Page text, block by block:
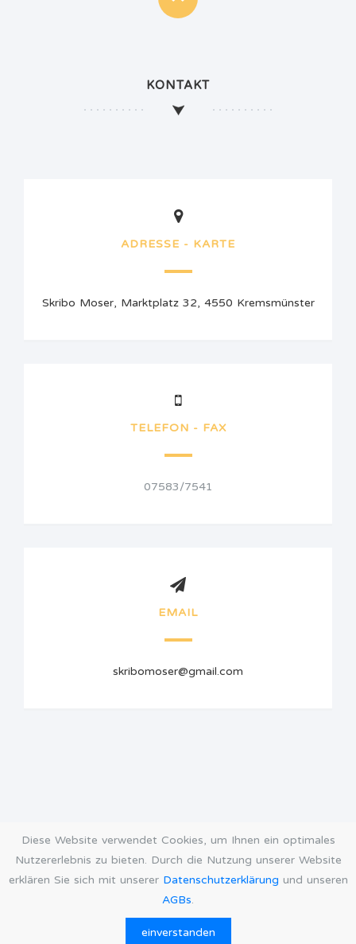
KONTAKT
ADRESSE - KARTE
Skribo Moser, Marktplatz 32, 4550 Kremsmünster
TELEFON - FAX
07583/7541
EMAIL
skribomoser@gmail.com
Diese Website verwendet Cookies, um Ihnen ein optimales
Nutzererlebnis zu bieten. Durch die Nutzung unserer Website
erklären Sie sich mit unserer Datenschutzerklärung und unseren
AGBs.
einverstanden